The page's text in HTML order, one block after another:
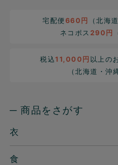
宅配便660円
（北海
ネコポス 290円
税込11,000円 以上の
（北海道・沖
─ 商品をさがす
衣
食